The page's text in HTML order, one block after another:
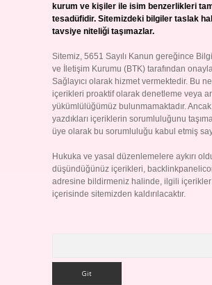
kurum ve kişiler ile isim benzerlikleri
tesadüfidir. Sitemizdeki bilgiler taslak
tavsiye niteliği taşımazlar.
Sitemiz, 5651 Sayılı Kanun gereğince
ve İletişim Kurumu (BTK) tarafından
Sağlayıcı olarak hizmet vermektedir. Bu
içerikleri proaktif olarak denetleme veya
yükümlülüğümüz bulunmamaktadır.
yazdıkları içeriklerin sorumluluğunu
üye olarak bu sorumluluğu kabul etmiş
Hukuka ve yasal düzenlemelere aykırı
düşündüğünüz içerikleri,
adresine bildirmeniz halinde, ilgili
içerisinde sitemizden kaldırılacaktır.